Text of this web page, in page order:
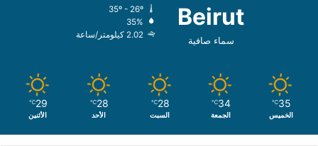
Beirut
سماء صافية
35%
2.02 كيلومتر/ساعة
35
℃
الخميس
34
℃
الجمعة
28
℃
السبت
28
℃
الأحد
29
℃
الأثنين